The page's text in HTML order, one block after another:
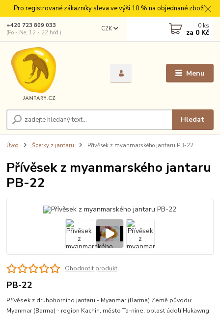
Pro registrované zákazníky sleva ve výši 10 % na objednané zboží.
Menu
CZK
Hledat
+420 723 809 033
(Po - Ne, 12 - 22 hod.)
0 ks
za 0 Kč
Úvod Šperky z jantaru Přívěsek z myanmarského jantaru PB-22
Přívěsek z myanmarského jantaru
PB-22
Ohodnotit produkt
PB-22
Přívěsek z druhohorního jantaru - Myanmar (Barma) Země původu:
Myanmar (Barma) - region Kachin, město Ta-nine, oblast údolí Hukawng.